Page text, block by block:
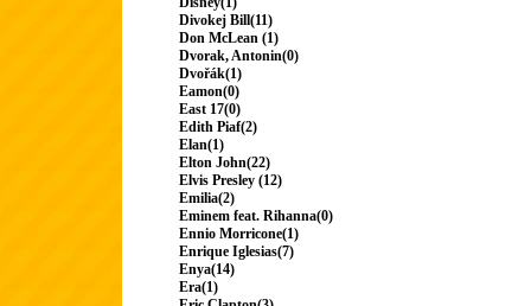
Divokej Bill(11)
Don McLean (1)
Dvorak, Antonin(0)
Dvořák(1)
Eamon(0)
East 17(0)
Edith Piaf(2)
Elan(1)
Elton John(22)
Elvis Presley (12)
Emilia(2)
Eminem feat. Rihanna(0)
Ennio Morricone(1)
Enrique Iglesias(7)
Enya(14)
Era(1)